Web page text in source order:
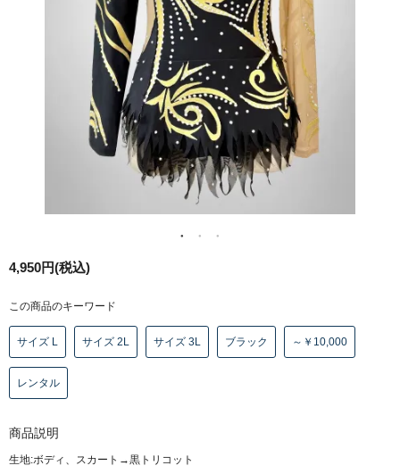
4,950円(税込)
この商品のキーワード
サイズ L サイズ 2L サイズ 3L ブラック ～￥10,000
レンタル
商品説明
生地:ボディ、スカート→黒トリコット